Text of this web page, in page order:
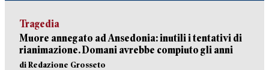
Tragedia
Muore annegato ad Ansedonia: inutili i tentativi di
rianimazione. Domani avrebbe compiuto gli anni
di Redazione Grosseto